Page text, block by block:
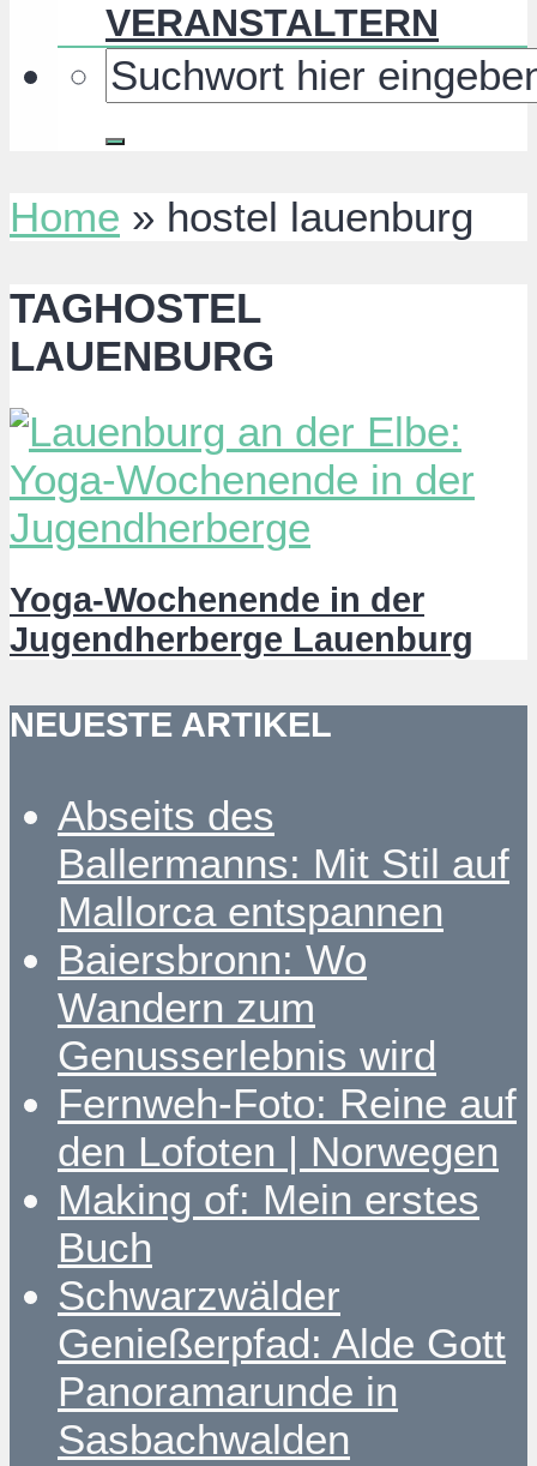
VERANSTALTERN
Home » hostel lauenburg
TAGHOSTEL
LAUENBURG
Yoga-Wochenende in der
Jugendherberge Lauenburg
NEUESTE ARTIKEL
Abseits des
Ballermanns: Mit Stil auf
Mallorca entspannen
Baiersbronn: Wo
Wandern zum
Genusserlebnis wird
Fernweh-Foto: Reine auf
den Lofoten | Norwegen
Making of: Mein erstes
Buch
Schwarzwälder
Genießerpfad: Alde Gott
Panoramarunde in
Sasbachwalden